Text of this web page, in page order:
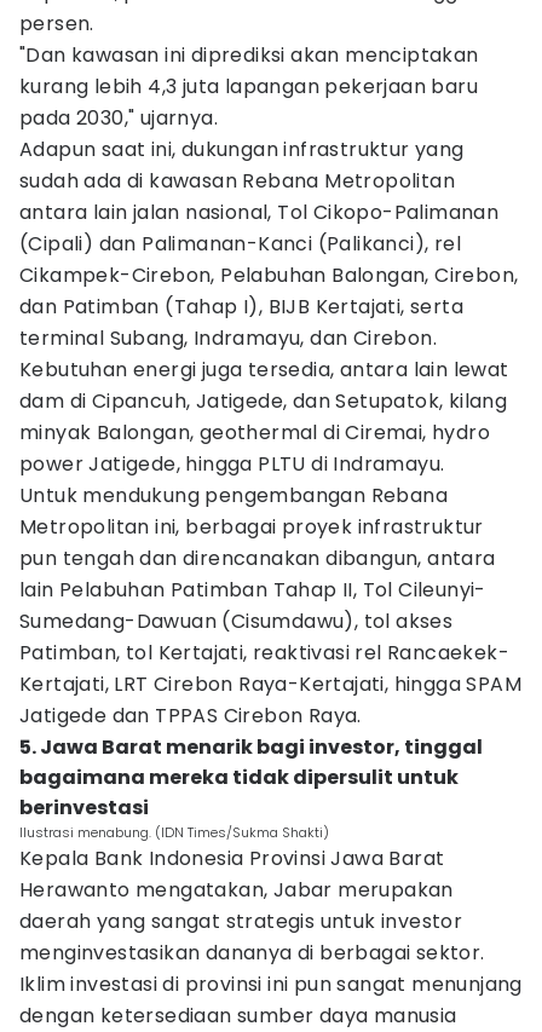
persen.
"Dan kawasan ini diprediksi akan menciptakan
kurang lebih 4,3 juta lapangan pekerjaan baru
pada 2030," ujarnya.
Adapun saat ini, dukungan infrastruktur yang
sudah ada di kawasan Rebana Metropolitan
antara lain jalan nasional, Tol Cikopo-Palimanan
(Cipali) dan Palimanan-Kanci (Palikanci), rel
Cikampek-Cirebon, Pelabuhan Balongan, Cirebon,
dan Patimban (Tahap I), BIJB Kertajati, serta
terminal Subang, Indramayu, dan Cirebon.
Kebutuhan energi juga tersedia, antara lain lewat
dam di Cipancuh, Jatigede, dan Setupatok, kilang
minyak Balongan, geothermal di Ciremai, hydro
power Jatigede, hingga PLTU di Indramayu.
Untuk mendukung pengembangan Rebana
Metropolitan ini, berbagai proyek infrastruktur
pun tengah dan direncanakan dibangun, antara
lain Pelabuhan Patimban Tahap II, Tol Cileunyi-
Sumedang-Dawuan (Cisumdawu), tol akses
Patimban, tol Kertajati, reaktivasi rel Rancaekek-
Kertajati, LRT Cirebon Raya-Kertajati, hingga SPAM
Jatigede dan TPPAS Cirebon Raya.
5. Jawa Barat menarik bagi investor, tinggal
bagaimana mereka tidak dipersulit untuk
berinvestasi
Ilustrasi menabung. (IDN Times/Sukma Shakti)
Kepala Bank Indonesia Provinsi Jawa Barat
Herawanto mengatakan, Jabar merupakan
daerah yang sangat strategis untuk investor
menginvestasikan dananya di berbagai sektor.
Iklim investasi di provinsi ini pun sangat menunjang
dengan ketersediaan sumber daya manusia